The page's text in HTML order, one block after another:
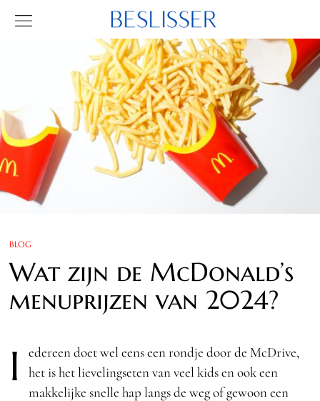
BLOG
Wat zijn de McDonald’s
menuprijzen van 2024?
I
edereen doet wel eens een rondje door de McDrive,
het is het lievelingseten van veel kids en ook een
makkelijke snelle hap langs de weg of gewoon een